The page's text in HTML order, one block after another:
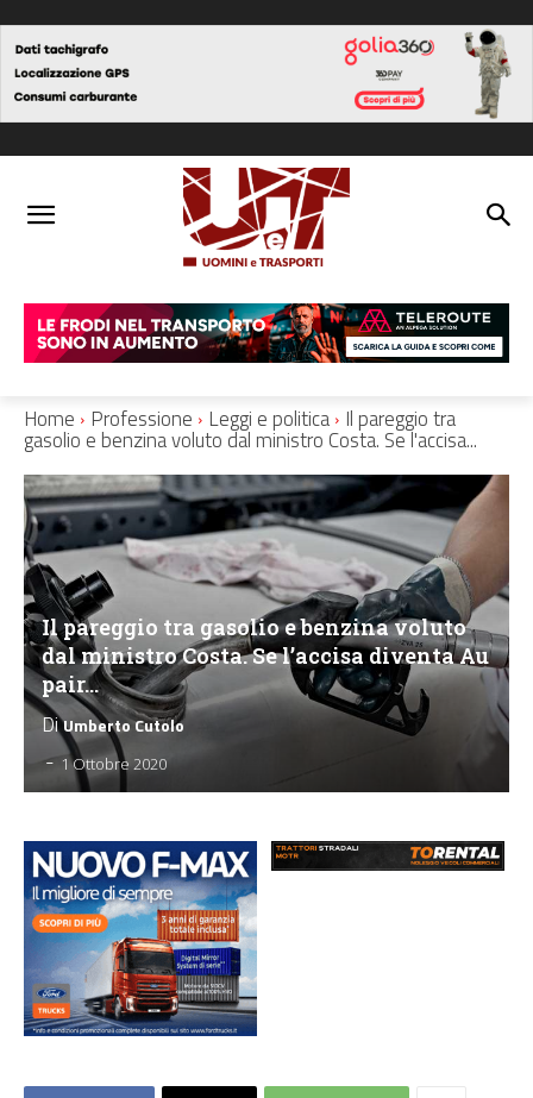
Home Professione Leggi e politica Il pareggio tra
gasolio e benzina voluto dal ministro Costa. Se l'accisa...
Il pareggio tra gasolio e benzina voluto
dal ministro Costa. Se l’accisa diventa Au
pair…
DiUmberto Cutolo
- 1 Ottobre 2020